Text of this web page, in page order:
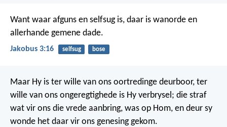
Want waar afguns en selfsug is, daar is wanorde en
allerhande gemene dade.
Jakobus 3:16 selfsug bose
Maar Hy is ter wille van ons oortredinge deurboor, ter
wille van ons ongeregtighede is Hy verbrysel; die straf
wat vir ons die vrede aanbring, was op Hom, en deur sy
wonde het daar vir ons genesing gekom.